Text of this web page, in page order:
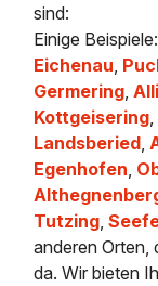
sind:
Einige Beispiele:
Eichenau,
Germering,
Kottgeisering,
Landsberied,
Egenhofen,
Tutzing,
anderen Orten,
da. Wir bieten